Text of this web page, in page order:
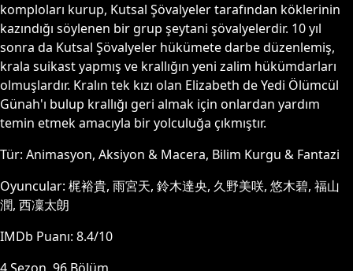
komploları kurup, Kutsal Şövalyeler tarafından köklerinin
kazındığı söylenen bir grup şeytani şövalyelerdir. 10 yıl
sonra da Kutsal Şövalyeler hükümete darbe düzenlemiş,
krala suikast yapmış ve krallığın yeni zalim hükümdarları
olmuşlardır. Kralın tek kızı olan Elizabeth de Yedi Ölümcül
Günah'ı bulup krallığı geri almak için onlardan yardım
temin etmek amacıyla bir yolculuğa çıkmıştır.
Tür: Animasyon, Aksiyon & Macera, Bilim Kurgu & Fantazi
Oyuncular: 梶裕貴, 雨宮天, 鈴木達央, 久野美咲, 悠木碧, 福山
潤, 西凜太朗
IMDb Puanı: 8.4/10